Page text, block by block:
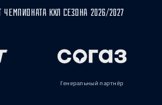
КХЛ СЕЗОНА 2026/2027
Генеральный партнёр